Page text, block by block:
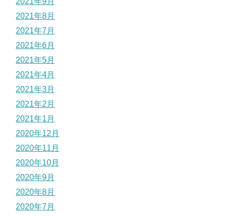
2021年8月
2021年7月
2021年6月
2021年5月
2021年4月
2021年3月
2021年2月
2021年1月
2020年12月
2020年11月
2020年10月
2020年9月
2020年8月
2020年7月